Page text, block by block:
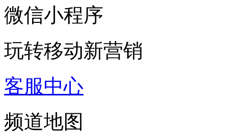
微信小程序
玩转移动新营销
客服中心
频道地图